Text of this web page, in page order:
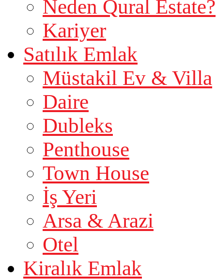
Neden Qural Estate?
Kariyer
Satılık Emlak
Müstakil Ev & Villa
Daire
Dubleks
Penthouse
Town House
İş Yeri
Arsa & Arazi
Otel
Kiralık Emlak